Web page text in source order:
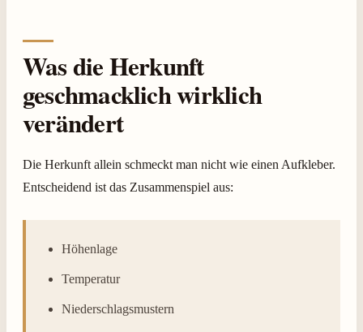
Was die Herkunft
geschmacklich wirklich
verändert
Die Herkunft allein schmeckt man nicht wie einen Aufkleber.
Entscheidend ist das Zusammenspiel aus:
Höhenlage
Temperatur
Niederschlagsmustern